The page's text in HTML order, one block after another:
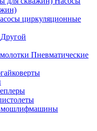
циркуляционные
Другой
Пневматические